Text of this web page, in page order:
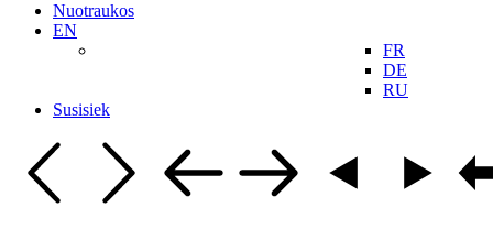
Nuotraukos
EN
FR
DE
RU
Susisiek